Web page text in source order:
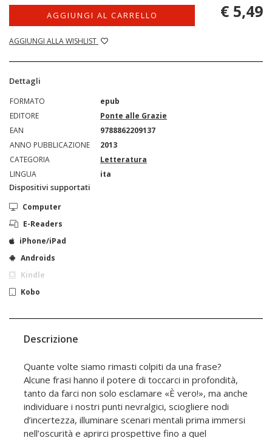
AGGIUNGI AL CARRELLO
AGGIUNGI ALLA WISHLIST
€ 5,49
Dettagli
FORMATO
epub
EDITORE
Ponte alle Grazie
EAN
9788862209137
ANNO PUBBLICAZIONE
2013
CATEGORIA
Letteratura
LINGUA
ita
Dispositivi supportati
Computer
E-Readers
iPhone/iPad
Androids
Kindle
Kobo
Descrizione
Quante volte siamo rimasti colpiti da una frase?
Alcune frasi hanno il potere di toccarci in profondità,
tanto da farci non solo esclamare «È vero!», ma anche
individuare i nostri punti nevralgici, sciogliere nodi
d’incertezza, illuminare scenari mentali prima immersi
nell’oscurità e aprirci prospettive fino a quel